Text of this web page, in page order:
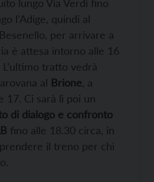
lungo Via Verdi fino
l’Adige, quindi al
per arrivare a
è attesa intorno alle 16
tratto vedrà
al Brione , a
17. Ci sarà lì poi un
di dialogo e confronto
fino alle 18.30 circa, in
il treno per chi